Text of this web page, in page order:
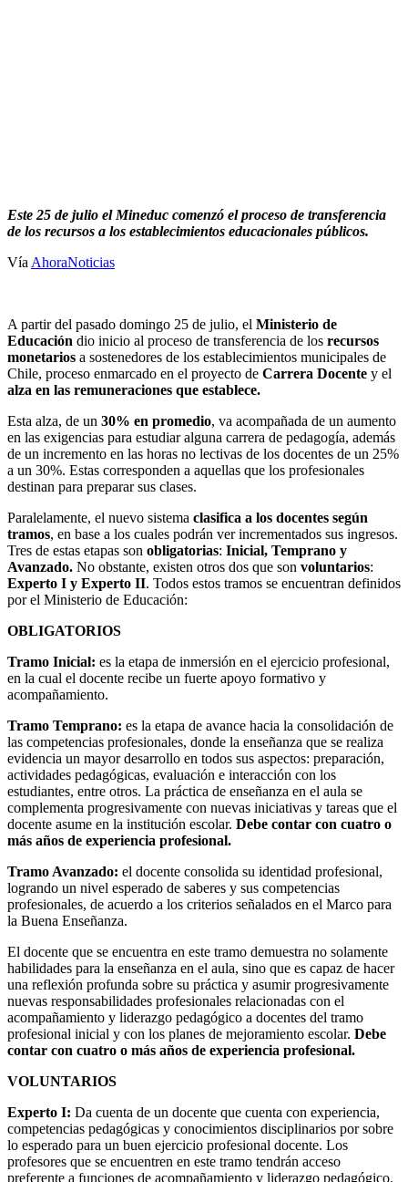
Este 25 de julio el Mineduc comenzó el proceso de transferencia
de los recursos a los establecimientos educacionales públicos.
Vía AhoraNoticias
A partir del pasado domingo 25 de julio, el Ministerio de
Educación dio inicio al proceso de transferencia de los recursos
monetarios a sostenedores de los establecimientos municipales de
Chile, proceso enmarcado en el proyecto de Carrera Docente y el
alza en las remuneraciones que establece.
Esta alza, de un 30% en promedio, va acompañada de un aumento
en las exigencias para estudiar alguna carrera de pedagogía, además
de un incremento en las horas no lectivas de los docentes de un 25%
a un 30%. Estas corresponden a aquellas que los profesionales
destinan para preparar sus clases.
Paralelamente, el nuevo sistema clasifica a los docentes según
tramos, en base a los cuales podrán ver incrementados sus ingresos.
Tres de estas etapas son obligatorias: Inicial, Temprano y
Avanzado. No obstante, existen otros dos que son voluntarios:
Experto I y Experto II. Todos estos tramos se encuentran definidos
por el Ministerio de Educación:
OBLIGATORIOS
Tramo Inicial: es la etapa de inmersión en el ejercicio profesional,
en la cual el docente recibe un fuerte apoyo formativo y
acompañamiento.
Tramo Temprano: es la etapa de avance hacia la consolidación de
las competencias profesionales, donde la enseñanza que se realiza
evidencia un mayor desarrollo en todos sus aspectos: preparación,
actividades pedagógicas, evaluación e interacción con los
estudiantes, entre otros. La práctica de enseñanza en el aula se
complementa progresivamente con nuevas iniciativas y tareas que el
docente asume en la institución escolar. Debe contar con cuatro o
más años de experiencia profesional.
Tramo Avanzado: el docente consolida su identidad profesional,
logrando un nivel esperado de saberes y sus competencias
profesionales, de acuerdo a los criterios señalados en el Marco para
la Buena Enseñanza.
El docente que se encuentra en este tramo demuestra no solamente
habilidades para la enseñanza en el aula, sino que es capaz de hacer
una reflexión profunda sobre su práctica y asumir progresivamente
nuevas responsabilidades profesionales relacionadas con el
acompañamiento y liderazgo pedagógico a docentes del tramo
profesional inicial y con los planes de mejoramiento escolar. Debe
contar con cuatro o más años de experiencia profesional.
VOLUNTARIOS
Experto I: Da cuenta de un docente que cuenta con experiencia,
competencias pedagógicas y conocimientos disciplinarios por sobre
lo esperado para un buen ejercicio profesional docente. Los
profesores que se encuentren en este tramo tendrán acceso
preferente a funciones de acompañamiento y liderazgo pedagógico.